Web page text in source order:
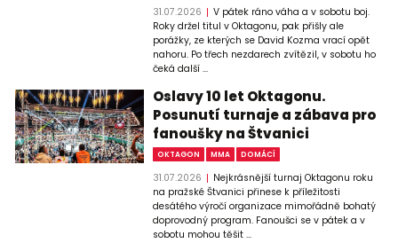
31.07.2026
V pátek ráno váha a v sobotu boj.
Roky držel titul v Oktagonu, pak přišly ale
porážky, ze kterých se David Kozma vrací opět
nahoru. Po třech nezdarech zvítězil, v sobotu ho
čeká další ...
Oslavy 10 let Oktagonu.
Posunutí turnaje a zábava pro
fanoušky na Štvanici
OKTAGON MMA DOMÁCÍ
31.07.2026
Nejkrásnější turnaj Oktagonu roku
na pražské Štvanici přinese k příležitosti
desátého výročí organizace mimořádně bohatý
doprovodný program. Fanoušci se v pátek a v
sobotu mohou těšit ...